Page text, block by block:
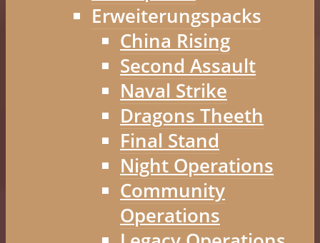
Erweiterungspacks
China Rising
Second Assault
Naval Strike
Dragons Theeth
Final Stand
Night Operations
Community
Operations